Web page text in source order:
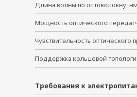
Длина волны по оптоволокну, нм
Мощность оптического
Чувствительность оптического
Поддержка кольцевой
Требования к